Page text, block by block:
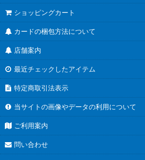
ショッピングカート
カードの梱包方法について
店舗案内
最近チェックしたアイテム
特定商取引法表示
当サイトの画像やデータの利用について
ご利用案内
問い合わせ